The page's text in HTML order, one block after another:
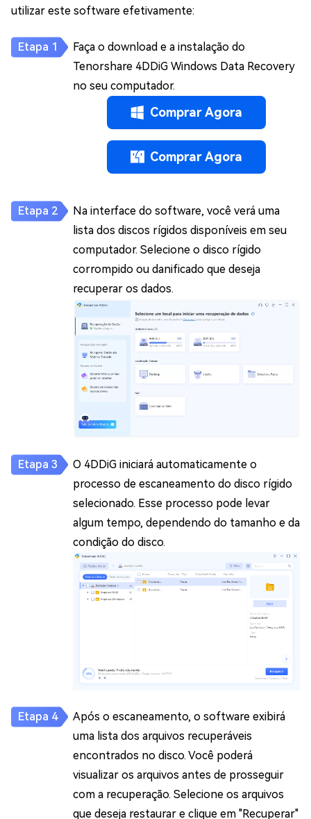
utilizar este software efetivamente:
Faça o download e a instalação do
Tenorshare 4DDiG Windows Data Recovery
no seu computador.
Comprar Agora
Comprar Agora
Na interface do software, você verá uma
lista dos discos rígidos disponíveis em seu
computador. Selecione o disco rígido
corrompido ou danificado que deseja
recuperar os dados.
O 4DDiG iniciará automaticamente o
processo de escaneamento do disco rígido
selecionado. Esse processo pode levar
algum tempo, dependendo do tamanho e da
condição do disco.
Após o escaneamento, o software exibirá
uma lista dos arquivos recuperáveis
encontrados no disco. Você poderá
visualizar os arquivos antes de prosseguir
com a recuperação. Selecione os arquivos
que deseja restaurar e clique em "Recuperar"